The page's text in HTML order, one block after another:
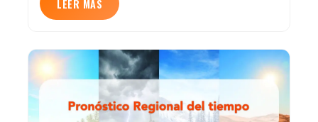
LEER MÁS